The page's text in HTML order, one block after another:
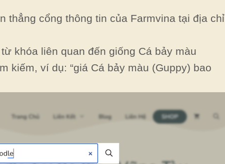
thẳng cổng thông tin của Farmvina tại địa chỉ
khóa liên quan đến giống Cá bảy màu
kiếm, ví dụ: “giá Cá bảy màu (Guppy) bao